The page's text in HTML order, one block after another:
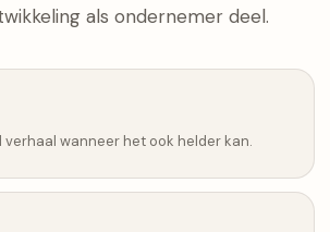
als ondernemer deel.
verhaal wanneer het ook helder kan.